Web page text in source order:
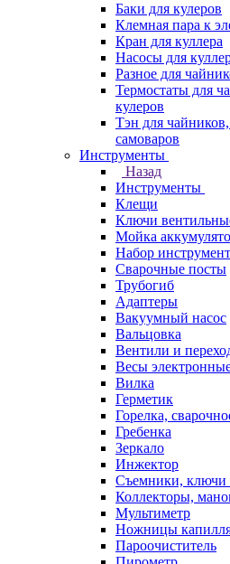
Баки для кулеров
Клемная пара к
Кран для куллера
Насосы для
Разное для
Термостаты для
кулеров
Тэн для
самоваров
Инструменты
Назад
Инструменты
Клещи
Ключи
Мойка
Набор
Сварочные посты
Трубогиб
Aдаптеры
Вакуумный насос
Вальцовка
Вентили и
Весы
Вилка
Герметик
Горелка,
Гребенка
Зеркало
Инжектор
Съемники, ключи
Коллекторы,
Мультиметр
Ножницы
Пароочиститель